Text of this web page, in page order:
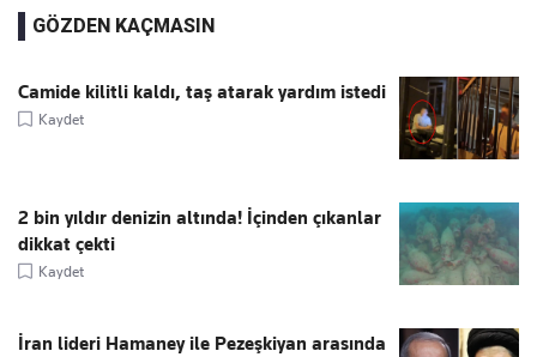
GÖZDEN KAÇMASIN
Camide kilitli kaldı, taş atarak yardım istedi
Kaydet
2 bin yıldır denizin altında! İçinden çıkanlar
dikkat çekti
Kaydet
İran lideri Hamaney ile Pezeşkiyan arasında